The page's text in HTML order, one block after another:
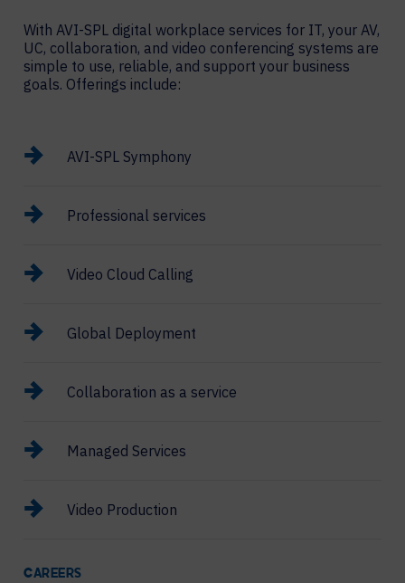
With AVI-SPL digital workplace services for IT, your AV,
UC, collaboration, and video conferencing systems are
simple to use, reliable, and support your business
goals. Offerings include:
AVI-SPL Symphony
Professional services
Video Cloud Calling
Global Deployment
Collaboration as a service
Managed Services
Video Production
CAREERS